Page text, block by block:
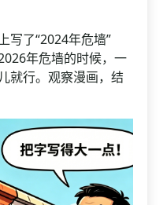
了“2024年危墙”
年危墙的时候，一
就行。观察漫画，结